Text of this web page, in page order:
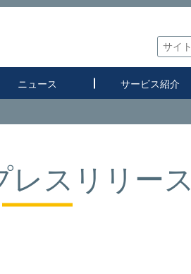
ニュース サービス紹介
レスリリース